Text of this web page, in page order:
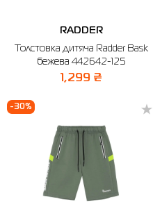
RADDER
Толстовка дитяча Radder Bask
бежева 442642-125
1,299 ₴
-30%